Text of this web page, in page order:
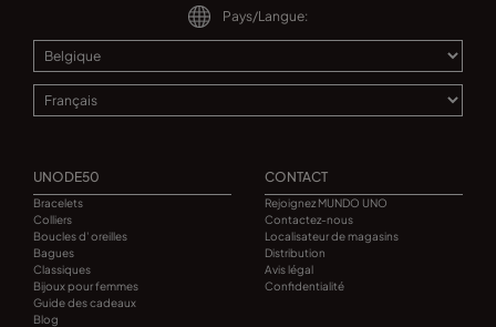
Pays/Langue:
UNODE50
Bracelets
Colliers
Boucles d' oreilles
Bagues
Classiques
Bijoux pour femmes
Guide des cadeaux
Blog
CONTACT
Rejoignez MUNDO UNO
Contactez-nous
Localisateur de magasins
Distribution
Avis légal
Confidentialité